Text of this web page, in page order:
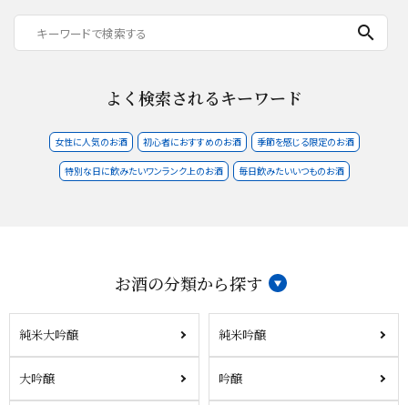
search
よく検索されるキーワード
女性に人気のお酒 初心者におすすめのお酒 季節を感じる限定のお酒
特別な日に飲みたいワンランク上のお酒 毎日飲みたいいつものお酒
お酒の分類から探す
純米大吟醸 純米吟醸
大吟醸 吟醸